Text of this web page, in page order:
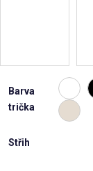
Barva
trička
Střih